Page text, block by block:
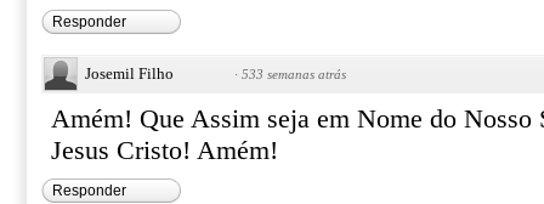
Responder
Josemil Filho · 533 semanas atrás
Amém! Que Assim seja em Nome do Nosso
Jesus Cristo! Amém!
Responder